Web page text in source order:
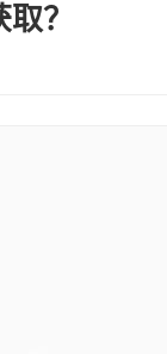
？